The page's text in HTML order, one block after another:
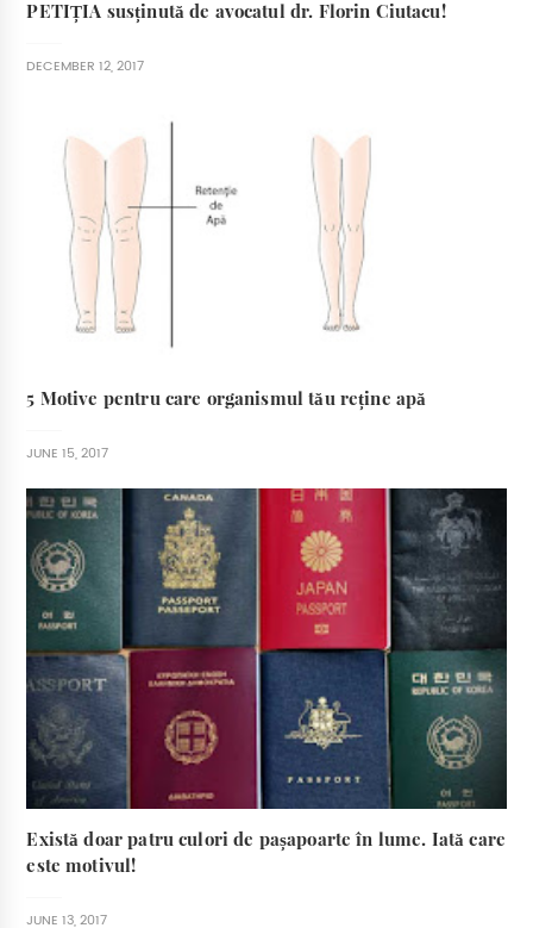
PETIȚIA susținută de avocatul dr. Florin Ciutacu!
DECEMBER 12, 2017
5 Motive pentru care organismul tău reține apă
JUNE 15, 2017
Există doar patru culori de pașapoarte în lume. Iată care
este motivul!
JUNE 13, 2017